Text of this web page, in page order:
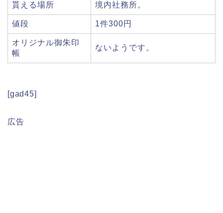
貰える場所 境内社務所。
値段 1件300円
オリジナル御朱印
帳
ないようです。
[gad45]
広告